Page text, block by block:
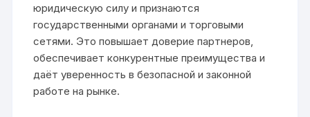
юридическую силу и признаются
государственными органами и торговыми
сетями. Это повышает доверие партнеров,
обеспечивает конкурентные преимущества и
даёт уверенность в безопасной и законной
работе на рынке.